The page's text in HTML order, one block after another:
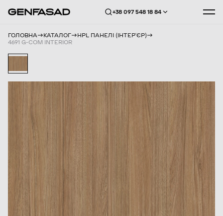
+38 097 548 18 84
ГОЛОВНА КАТАЛОГ
HPL ПАНЕЛІ (ІНТЕРʼЄР)
4691 G-COM INTERIOR